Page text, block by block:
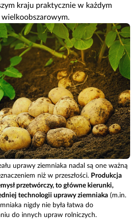
kraju praktycznie w każdym
wielkoobszarowym.
uprawy ziemniaka nadal są one ważną
niż w przeszłości. Produkcja
przetwórczy, to główne kierunki,
technologii uprawy ziemniaka (m.in.
nigdy nie była łatwa do
do innych upraw rolniczych.